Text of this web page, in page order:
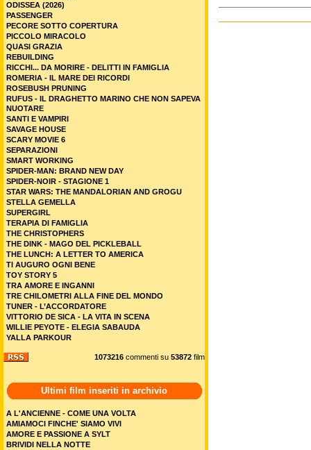
ODISSEA (2026)
PASSENGER
PECORE SOTTO COPERTURA
PICCOLO MIRACOLO
QUASI GRAZIA
REBUILDING
RICCHI... DA MORIRE - DELITTI IN FAMIGLIA
ROMERIA - IL MARE DEI RICORDI
ROSEBUSH PRUNING
RUFUS - IL DRAGHETTO MARINO CHE NON SAPEVA
NUOTARE
SANTI E VAMPIRI
SAVAGE HOUSE
SCARY MOVIE 6
SEPARAZIONI
SMART WORKING
SPIDER-MAN: BRAND NEW DAY
SPIDER-NOIR - STAGIONE 1
STAR WARS: THE MANDALORIAN AND GROGU
STELLA GEMELLA
SUPERGIRL
TERAPIA DI FAMIGLIA
THE CHRISTOPHERS
THE DINK - MAGO DEL PICKLEBALL
THE LUNCH: A LETTER TO AMERICA
TI AUGURO OGNI BENE
TOY STORY 5
TRA AMORE E INGANNI
TRE CHILOMETRI ALLA FINE DEL MONDO
TUNER - L’ACCORDATORE
VITTORIO DE SICA - LA VITA IN SCENA
WILLIE PEYOTE - ELEGIA SABAUDA
YALLA PARKOUR
1073216 commenti su 53872 film
Ultimi film inseriti in archivio
A L'ANCIENNE - COME UNA VOLTA
AMIAMOCI FINCHE' SIAMO VIVI
AMORE E PASSIONE A SYLT
BRIVIDI NELLA NOTTE